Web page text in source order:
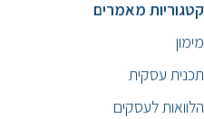
קטגוריות מאמרים
מימון
תכנית עסקית
הלוואות לעסקים